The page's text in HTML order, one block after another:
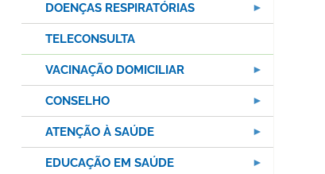
DOENÇAS RESPIRATÓRIAS
TELECONSULTA
VACINAÇÃO DOMICILIAR
CONSELHO
ATENÇÃO À SAÚDE
EDUCAÇÃO EM SAÚDE